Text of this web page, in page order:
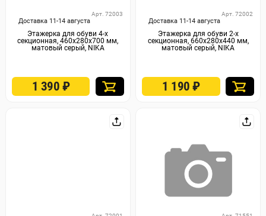
Доставка 11-14 августа
Арт. 72003
Этажерка для обуви 4-х
секционная, 460х280х700 мм,
матовый серый, NIKA
1 390 ₽
Доставка 11-14 августа
Арт. 72002
Этажерка для обуви 2-х
секционная, 660х280х440 мм,
матовый серый, NIKA
1 190₽